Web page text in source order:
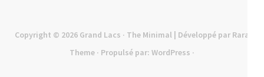
Copyright © 2026 Grand Lacs · The Minimal | Développé par Rara
Theme · Propulsé par: WordPress ·